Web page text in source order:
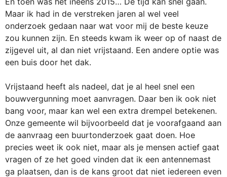
Maar ik had in de verstreken jaren al wel veel
onderzoek gedaan naar wat voor mij de beste keuze
zou kunnen zijn. En steeds kwam ik weer op of naast de
zijgevel uit, al dan niet vrijstaand. Een andere optie was
een buis door het dak.
Vrijstaand heeft als nadeel, dat je al heel snel een
bouwvergunning moet aanvragen. Daar ben ik ook niet
bang voor, maar kan wel een extra drempel betekenen.
Onze gemeente wil bijvoorbeeld dat je voorafgaand aan
de aanvraag een buurtonderzoek gaat doen. Hoe
precies weet ik ook niet, maar als je mensen actief gaat
vragen of ze het goed vinden dat ik een antennemast
ga plaatsen, dan is de kans groot dat niet iedereen even